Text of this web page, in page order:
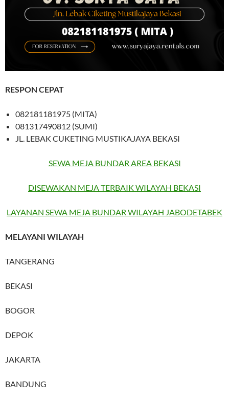
RESPON CEPAT
082181181975 (MITA)
081317490812 (SUMI)
JL. LEBAK CUKETING MUSTIKAJAYA BEKASI
SEWA MEJA BUNDAR AREA BEKASI
DISEWAKAN MEJA TERBAIK WILAYAH BEKASI
LAYANAN SEWA MEJA BUNDAR WILAYAH JABODETABEK
MELAYANI WILAYAH
TANGERANG
BEKASI
BOGOR
DEPOK
JAKARTA
BANDUNG